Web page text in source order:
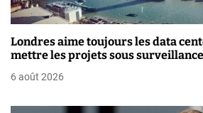
t
i
c
Londres aime toujours les data
mettre les projets sous
6 août 2026